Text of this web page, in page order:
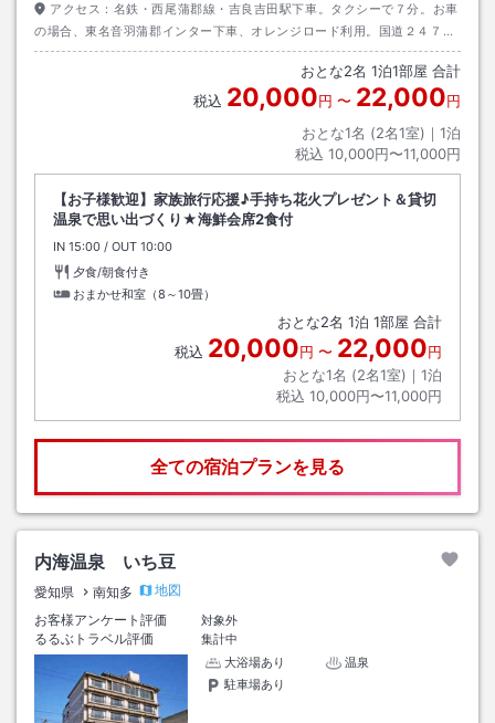
アクセス： 名鉄・西尾蒲郡線・吉良吉田駅下車。タクシーで７分。お車
の場合、東名音羽蒲郡インター下車、オレンジロード利用。国道２４７号
線から吉良温泉交差点を左折。音羽蒲郡インターから約４０分。
おとな2名 1泊1部屋 合計
税込 20,000円 〜 22,000円
おとな1名 (2名1室)｜ 1泊
税込 10,000円〜11,000円
【お子様歓迎】家族旅行応援♪手持ち花火プレゼント＆貸切
温泉で思い出づくり★海鮮会席2食付
IN チェックイン
15:00 / OUT チェックアウト
10:00
夕食/朝食付き
おまかせ和室（8～10畳）
おとな2名 1泊 1部屋 合計
税込 20,000円 〜 22,000円
おとな1名 (2名1室)｜ 1泊
税込 10,000円〜11,000円
全ての宿泊プランを見る
内海温泉 いち豆
愛知県 南知多
地図
お客様アンケート評価
対象外
るるぶトラベル評価
集計中
大浴場あり
温泉
駐車場あり